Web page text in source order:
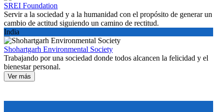
SREI Foundation
Servir a la sociedad y a la humanidad con el propósito de generar un
cambio de actitud siguiendo un camino de rectitud.
India
Shohartgarh Environmental Society
Trabajando por una sociedad donde todos alcancen la felicidad y el
bienestar personal.
Ver más